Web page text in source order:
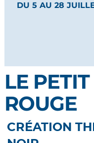
DU 5 AU 28
LE
ROUGE
CRÉATION